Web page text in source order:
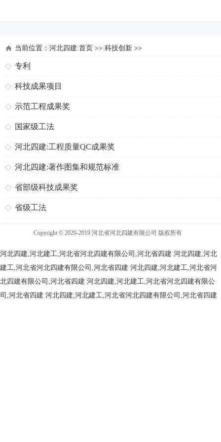
当前位置： 河北四建:首页 >> 科技创新 >>
专利
科技成果项目
示范工程成果奖
国家级工法
河北四建:工程质量QC成果奖
河北四建:著作图集和规范标准
省部级科技成果奖
省级工法
Copyright © 2020-2019 河北省河北四建有限公司 版权所有
河北四建,河北建工,河北省河北四建有限公司,河北省四建 河北四建,河北
建工,河北省河北四建有限公司,河北省四建 河北四建,河北建工,河北省河
北四建有限公司,河北省四建 河北四建,河北建工,河北省河北四建有限公
司,河北省四建 河北四建,河北建工,河北省河北四建有限公司,河北省四建